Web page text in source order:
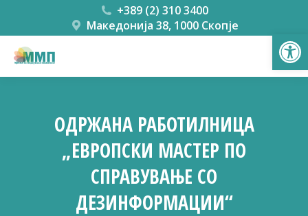
+389 (2) 310 3400
Македонија 38, 1000 Скопје
ОДРЖАНА РАБОТИЛНИЦА
„ЕВРОПСКИ МАСТЕР ПО
СПРАВУВАЊЕ СО
ДЕЗИНФОРМАЦИИ“